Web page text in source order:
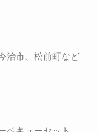
治市、松前町など